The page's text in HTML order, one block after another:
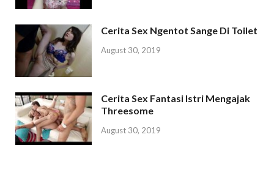
Cerita Sex Ngentot Sange Di Toilet
August 30, 2019
Cerita Sex Fantasi Istri Mengajak
Threesome
August 30, 2019